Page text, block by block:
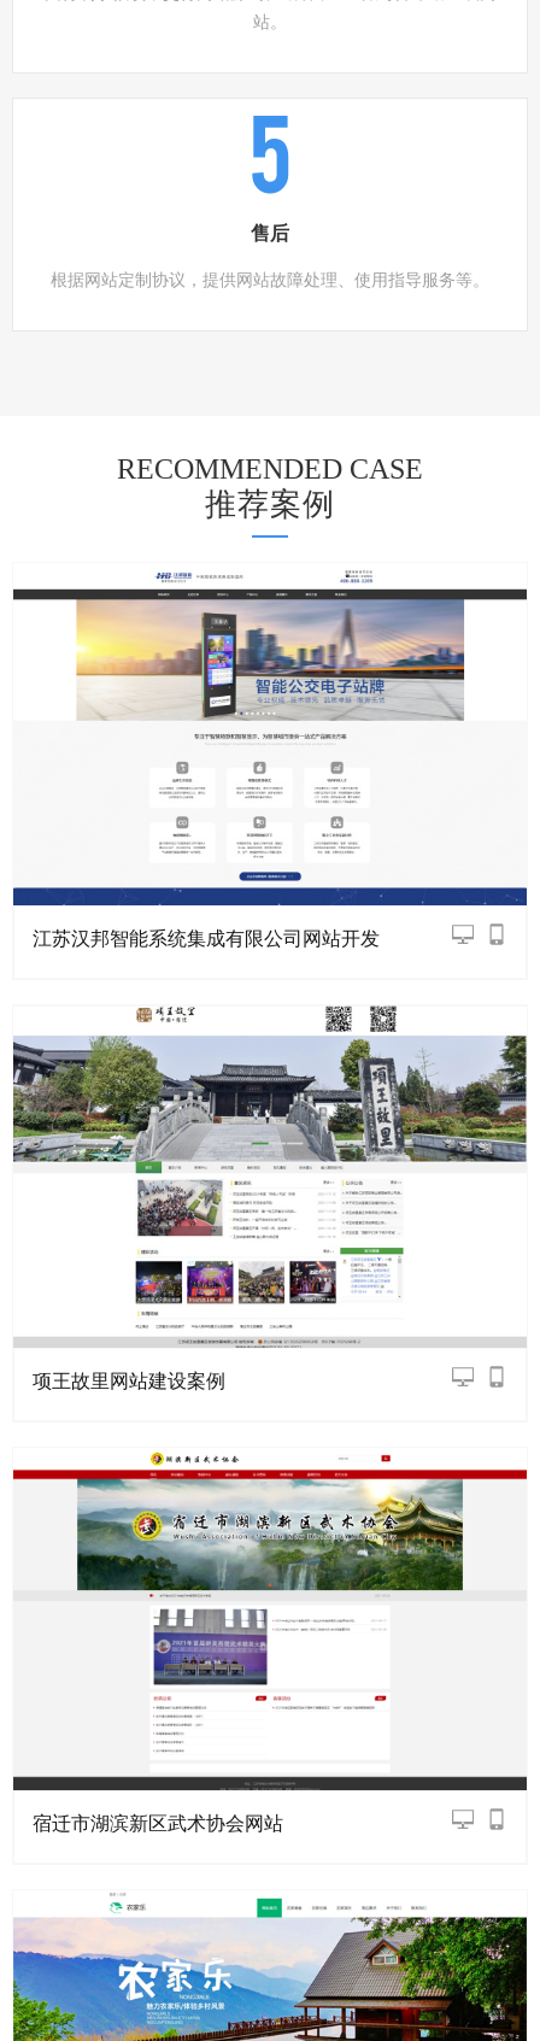
站。
5
售后
根据网站定制协议，提供网站故障处理、使用指导服务等。
RECOMMENDED CASE
推荐案例
江苏汉邦智能系统集成有限公司网站开发
项王故里网站建设案例
宿迁市湖滨新区武术协会网站